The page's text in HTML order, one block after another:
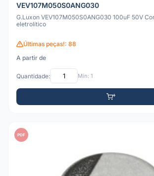
VEV107M050S0ANG030
G.Luxon VEV107M050S0ANG030 100uF 50V
eletrolítico
Últimas peças!: 88
A partir de
Quantidade: Mín: 1
PDF